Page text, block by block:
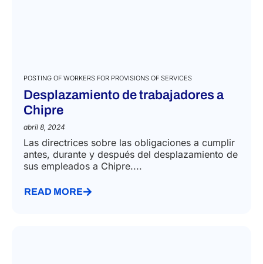
POSTING OF WORKERS FOR PROVISIONS OF SERVICES
Desplazamiento de trabajadores a
Chipre
abril 8, 2024
Las directrices sobre las obligaciones a cumplir
antes, durante y después del desplazamiento de
sus empleados a Chipre....
READ MORE